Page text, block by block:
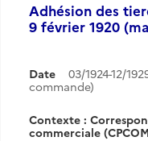
Adhésion des
9 février 1920
Date 03/1924-12/
commande)
Contexte :
commerciale